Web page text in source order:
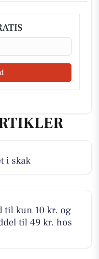
i skak
til kun 10 kr. og
til 49 kr. hos